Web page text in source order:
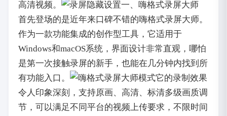
高清视频。
一、嗨格式录屏大师
首先登场的是近年来口碑不错的嗨格式录屏大师。
作为一款功能集成的创作型工具，它适用于
Windows和macOS系统，界面设计非常直观，哪怕
是第一次接触录屏的新手，也能在几分钟内找到所
有功能入口。
它的录制效果
令人印象深刻，支持原画、高清、标清多级画质调
节，可以满足不同平台的视频上传要求，不限时间